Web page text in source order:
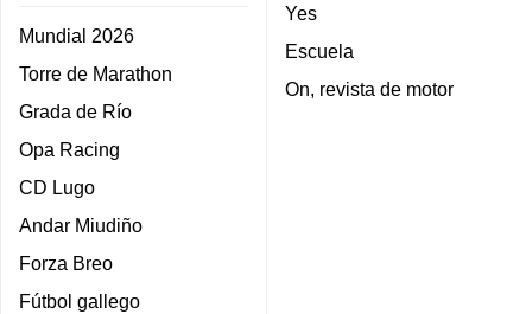
Mundial 2026
Torre de Marathon
Grada de Río
Opa Racing
CD Lugo
Andar Miudiño
Forza Breo
Fútbol gallego
Yes
Escuela
On, revista de motor